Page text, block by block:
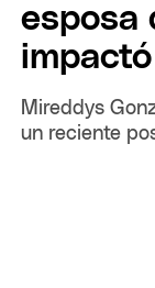
esposa
Mireddys
un reciente